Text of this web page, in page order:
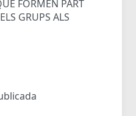
FORMEN PART
GRUPS ALS